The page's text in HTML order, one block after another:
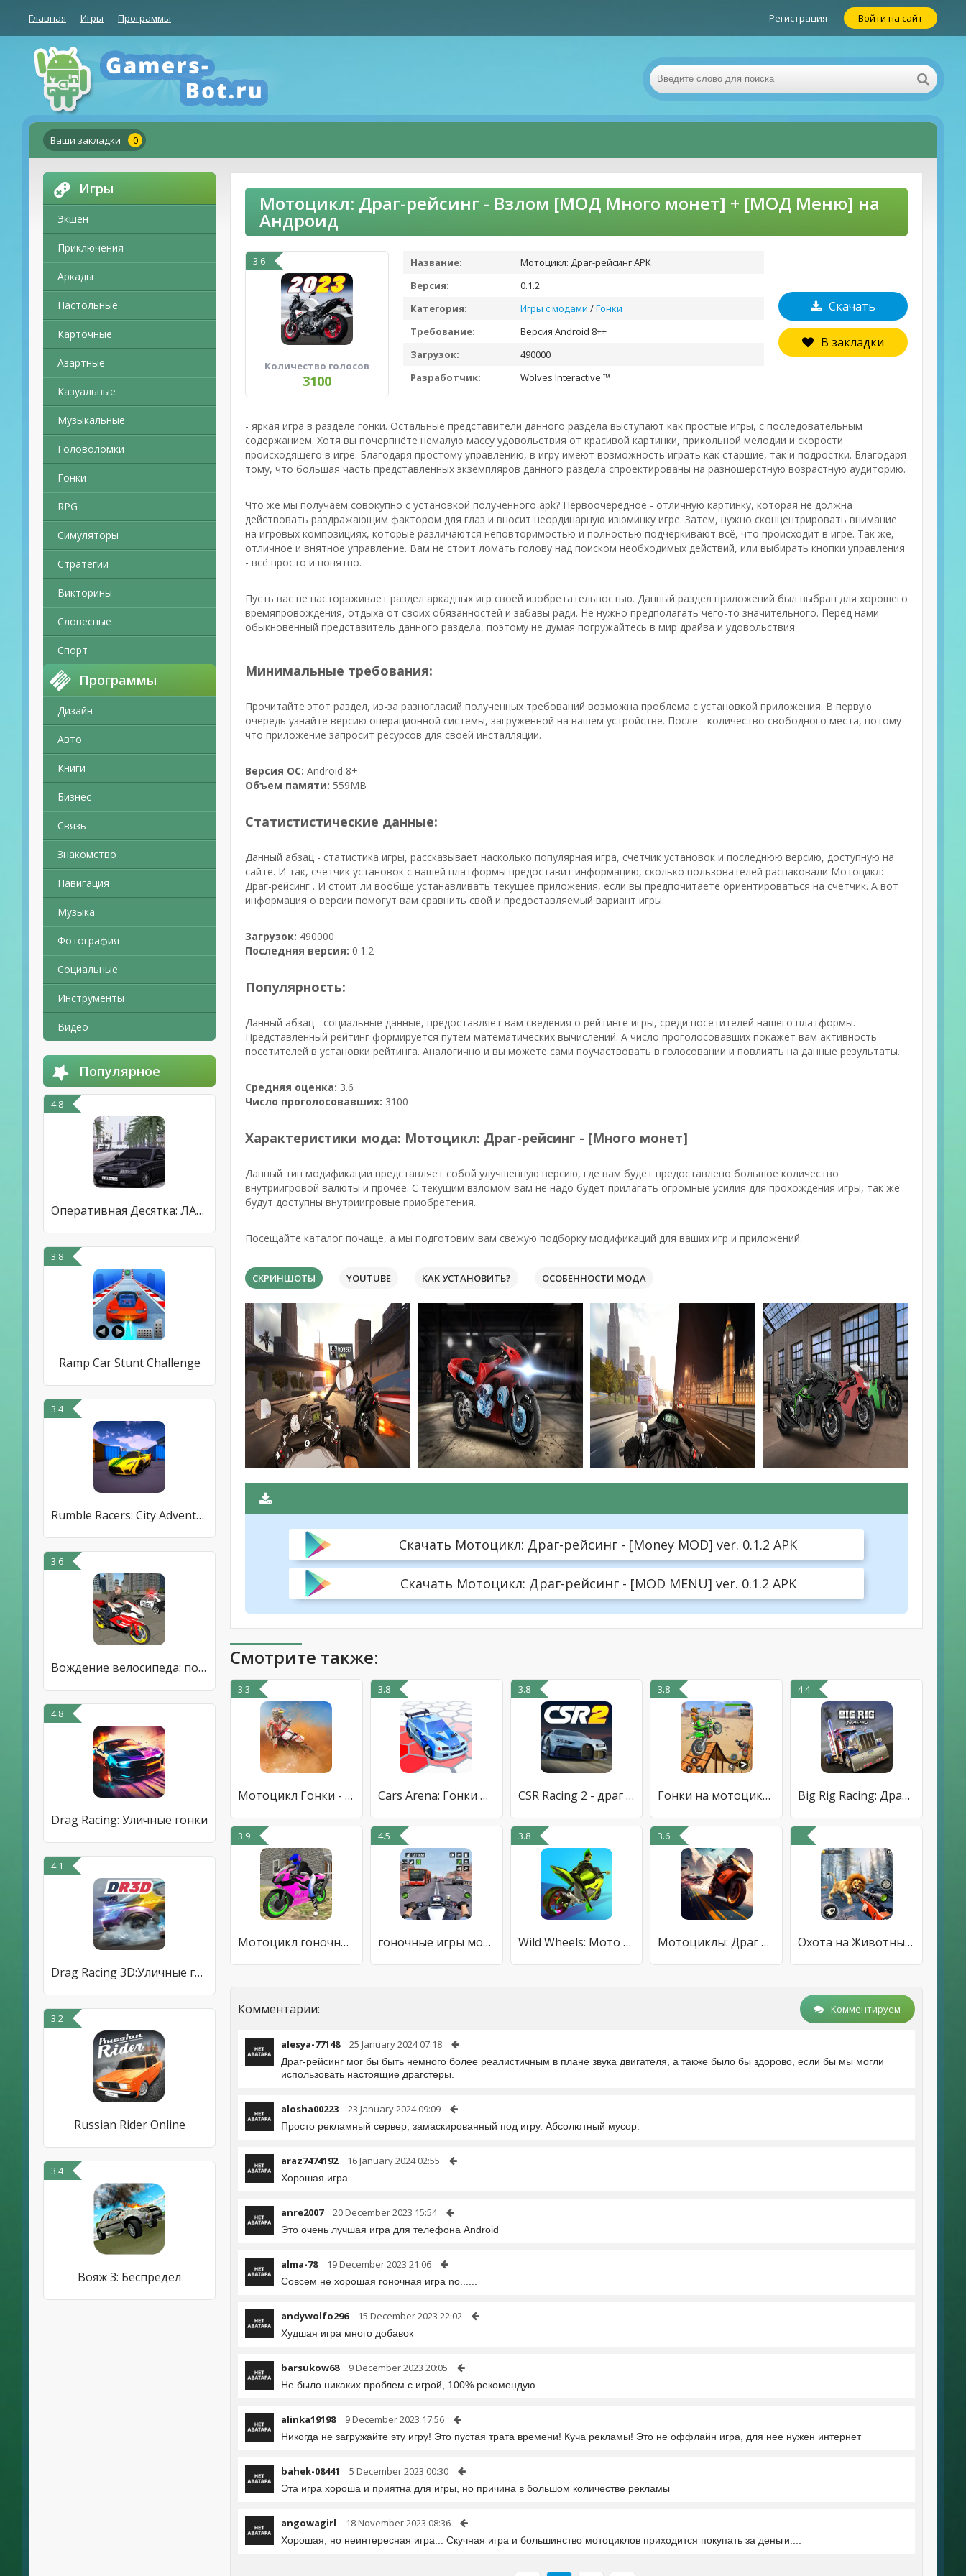
Главная Игры Программы Регистрация Войти на сайт
Ваши закладки 0
Игры
Экшен
Приключения
Аркады
Настольные
Карточные
Азартные
Казуальные
Музыкальные
Головоломки
Гонки
RPG
Симуляторы
Стратегии
Викторины
Словесные
Спорт
Программы
Дизайн
Авто
Книги
Бизнес
Связь
Знакомство
Навигация
Музыка
Фотография
Социальные
Инструменты
Видео
Популярное
4.8
Оперативная Десятка: ЛАДА 2110
3.8
Ramp Car Stunt Challenge
3.4
Rumble Racers: City Adventure
3.6
Вождение велосипеда: полиция
4.8
Drag Racing: Уличные гонки
4.1
Drag Racing 3D:Уличные гонки 2
3.2
Russian Rider Online
3.4
Вояж 3: Беспредел
Мотоцикл: Драг-рейсинг - Взлом [МОД Много монет] + [МОД Меню] на
Андроид
3.6
Количество голосов
3100
Скачать
В закладки
Название:
Мотоцикл: Драг-рейсинг APK
Версия:
0.1.2
Категория:
Игры с модами /Гонки
Требование:
Версия Android 8++
Загрузок:
490000
Разработчик:
Wolves Interactive ™️
- яркая игра в разделе гонки. Остальные представители данного раздела выступают как простые игры, с последовательным
содержанием. Хотя вы почерпнёте немалую массу удовольствия от красивой картинки, прикольной мелодии и скорости
происходящего в игре. Благодаря простому управлению, в игру имеют возможность играть как старшие, так и подростки. Благодаря
тому, что большая часть представленных экземпляров данного раздела спроектированы на разношерстную возрастную аудиторию.
Что же мы получаем совокупно с установкой полученного apk? Первоочерёдное - отличную картинку, которая не должна
действовать раздражающим фактором для глаз и вносит неординарную изюминку игре. Затем, нужно сконцентрировать внимание
на игровых композициях, которые различаются неповторимостью и полностью подчеркивают всё, что происходит в игре. Так же,
отличное и внятное управление. Вам не стоит ломать голову над поиском необходимых действий, или выбирать кнопки управления
- всё просто и понятно.
Пусть вас не настораживает раздел аркадных игр своей изобретательностью. Данный раздел приложений был выбран для хорошего
времяпровождения, отдыха от своих обязанностей и забавы ради. Не нужно предполагать чего-то значительного. Перед нами
обыкновенный представитель данного раздела, поэтому не думая погружайтесь в мир драйва и удовольствия.
Минимальные требования:
Прочитайте этот раздел, из-за разногласий полученных требований возможна проблема с установкой приложения. В первую
очередь узнайте версию операционной системы, загруженной на вашем устройстве. После - количество свободного места, потому
что приложение запросит ресурсов для своей инсталляции.
Версия ОС: Android 8+
Объем памяти: 559MB
Статистистические данные:
Данный абзац - статистика игры, рассказывает насколько популярная игра, счетчик установок и последнюю версию, доступную на
сайте. И так, счетчик установок с нашей платформы предоставит информацию, сколько пользователей распаковали Мотоцикл:
Драг-рейсинг . И стоит ли вообще устанавливать текущее приложения, если вы предпочитаете ориентироваться на счетчик. А вот
информация о версии помогут вам сравнить свой и предоставляемый вариант игры.
Загрузок: 490000
Последняя версия: 0.1.2
Популярность:
Данный абзац - социальные данные, предоставляет вам сведения о рейтинге игры, среди посетителей нашего платформы.
Представленный рейтинг формируется путем математических вычислений. А число проголосовавших покажет вам активность
посетителей в установки рейтинга. Аналогично и вы можете сами поучаствовать в голосовании и повлиять на данные результаты.
Средняя оценка: 3.6
Число проголосовавших: 3100
Характеристики мода: Мотоцикл: Драг-рейсинг - [Много монет]
Данный тип модификации представляет собой улучшенную версию, где вам будет предоставлено большое количество
внутриигровой валюты и прочее. С текущим взломом вам не надо будет прилагать огромные усилия для прохождения игры, так же
будут доступны внутриигровые приобретения.
Посещайте каталог почаще, а мы подготовим вам свежую подборку модификаций для ваших игр и приложений.
СКРИНШОТЫ YOUTUBE КАК УСТАНОВИТЬ? ОСОБЕННОСТИ МОДА
Скачать Мотоцикл: Драг-рейсинг - [Money MOD] ver. 0.1.2 APK
Скачать Мотоцикл: Драг-рейсинг - [MOD MENU] ver. 0.1.2 APK
Смотрите также:
3.3
Мотоцикл Гонки - мотокросс 3D
3.8
Cars Arena: Гонки на Выбывание
3.8
CSR Racing 2 - драг рейсинг
3.8
Гонки на мотоциклах трюковые
4.4
Big Rig Racing: Драг рейсинг
3.9
Мотоцикл гоночная игра
4.5
гоночные игры мотоцикл игра
3.8
Wild Wheels: Мото гонки 3D
3.6
Мотоциклы: Драг Рейсинг Гонки Охота на Животных Снайперский
Комментарии: Комментируем
alesya-77148 25 January 2024 07:18
Драг-рейсинг мог бы быть немного более реалистичным в плане звука двигателя, а также было бы здорово, если бы мы могли
использовать настоящие драгстеры.
alosha00223 23 January 2024 09:09
Просто рекламный сервер, замаскированный под игру. Абсолютный мусор.
araz7474192 16 January 2024 02:55
Хорошая игра
anre2007 20 December 2023 15:54
Это очень лучшая игра для телефона Android
alma-78 19 December 2023 21:06
Совсем не хорошая гоночная игра no......
andywolfo296 15 December 2023 22:02
Худшая игра много добавок
barsukow68 9 December 2023 20:05
Не было никаких проблем с игрой, 100% рекомендую.
alinka19198 9 December 2023 17:56
Никогда не загружайте эту игру! Это пустая трата времени! Куча рекламы! Это не оффлайн игра, для нее нужен интернет
bahek-08441 5 December 2023 00:30
Эта игра хороша и приятна для игры, но причина в большом количестве рекламы
angowagirl 18 November 2023 08:36
Хорошая, но неинтересная игра... Скучная игра и большинство мотоциклов приходится покупать за деньги....